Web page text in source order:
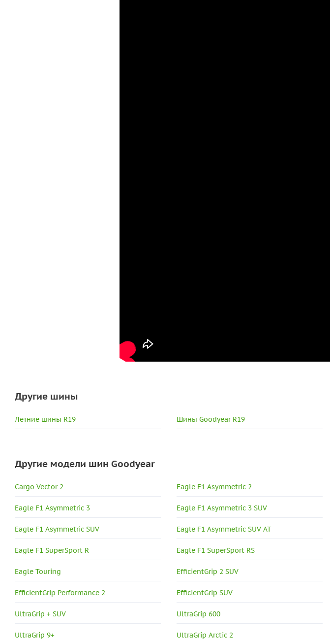
Другие шины
Летние шины R19 Шины Goodyear R19
Другие модели шин Goodyear
Cargo Vector 2 Eagle F1 Asymmetric 2
Eagle F1 Asymmetric 3 Eagle F1 Asymmetric 3 SUV
Eagle F1 Asymmetric SUV Eagle F1 Asymmetric SUV AT
Eagle F1 SuperSport R Eagle F1 SuperSport RS
Eagle Touring EfficientGrip 2 SUV
EfficientGrip Performance 2 EfficientGrip SUV
UltraGrip + SUV UltraGrip 600
UltraGrip 9+ UltraGrip Arctic 2